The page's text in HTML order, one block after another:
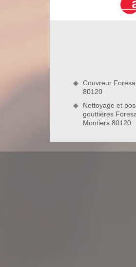
faire et leur qualification.
confortable chez soit
Couvreur pas
Couvreur pas cher à
qualité à un tarif
Couvreur
80120
Nettoyage et
gouttières